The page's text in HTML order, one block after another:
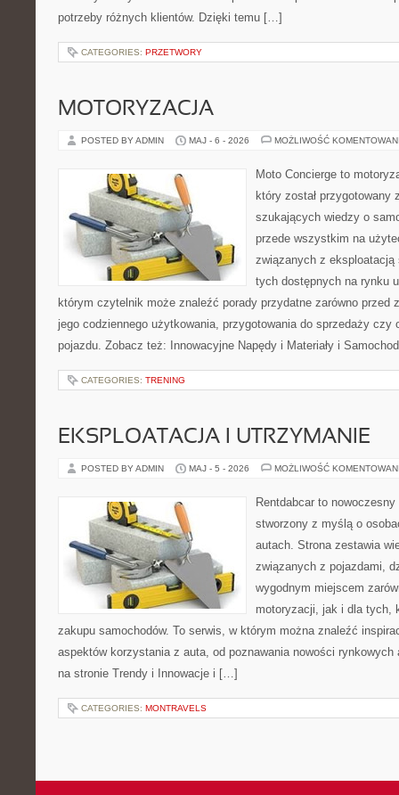
potrzeby różnych klientów. Dzięki temu […]
CATEGORIES: PRZETWORY
MOTORYZACJA
POSTED BY ADMIN MAJ - 6 - 2026 MOŻLIWOŚĆ
Moto Concierge to
który został przygotowany
szukających wiedzy o
przede wszystkim na
związanych z eksploatacją
tych dostępnych na rynku
którym czytelnik może znaleźć porady przydatne zarówno przed
jego codziennego użytkowania, przygotowania do sprzedaży czy
pojazdu. Zobacz też: Innowacyjne Napędy i Materiały i
CATEGORIES: TRENING
EKSPLOATACJA I UTRZYMANIE
POSTED BY ADMIN MAJ - 5 - 2026 MOŻLIWOŚĆ
Rentdabcar to
stworzony z myślą o
autach. Strona zestawia
związanych z pojazdami,
wygodnym miejscem
motoryzacji, jak i dla tych,
zakupu samochodów. To serwis, w którym można znaleźć
aspektów korzystania z auta, od poznawania nowości
na stronie Trendy i Innowacje i […]
CATEGORIES: MONTRAVELS